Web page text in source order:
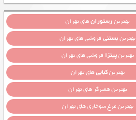
بهترینرستورانهای تهران
بهترینبستنیفروشی های تهران
بهترینپیتزا فروشی های تهران
بهترینکبابیهای تهران
بهترین همبرگر های تهران
بهترین مرغ سوخاری های تهران